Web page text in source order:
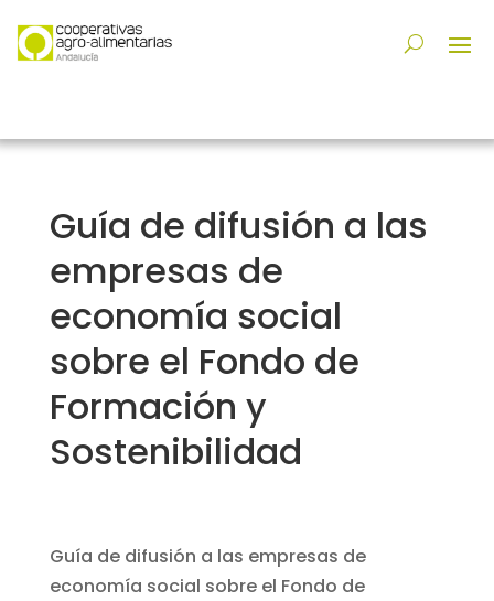
Guía de difusión a las
empresas de
economía social
sobre el Fondo de
Formación y
Sostenibilidad
Guía de difusión a las empresas de
economía social sobre el Fondo de